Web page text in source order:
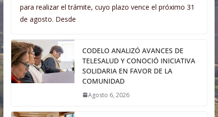
para realizar el trámite, cuyo plazo vence el próximo 31
de agosto. Desde
CODELO ANALIZÓ AVANCES DE
TELESALUD Y CONOCIÓ INICIATIVA
SOLIDARIA EN FAVOR DE LA
COMUNIDAD
Agosto 6, 2026